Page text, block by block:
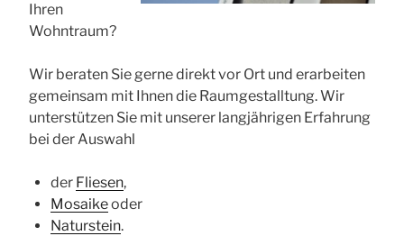
Ihren
Wohntraum?
Wir beraten Sie gerne direkt vor Ort und erarbeiten
gemeinsam mit Ihnen die Raumgestalltung. Wir
unterstützen Sie mit unserer langjährigen Erfahrung
bei der Auswahl
der Fliesen,
Mosaikeoder
Naturstein.